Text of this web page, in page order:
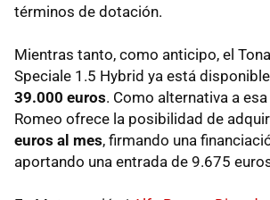
términos de dotación.
Mientras tanto, como anticipo, el
Speciale 1.5 Hybrid ya está
39.000 euros. Como alternativa a
Romeo ofrece la posibilidad de
euros al mes, firmando una
aportando una entrada de 9.675